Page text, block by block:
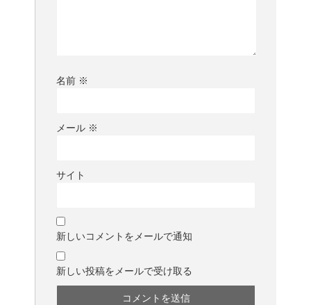
名前 ※
メール ※
サイト
新しいコメントをメールで通知
新しい投稿をメールで受け取る